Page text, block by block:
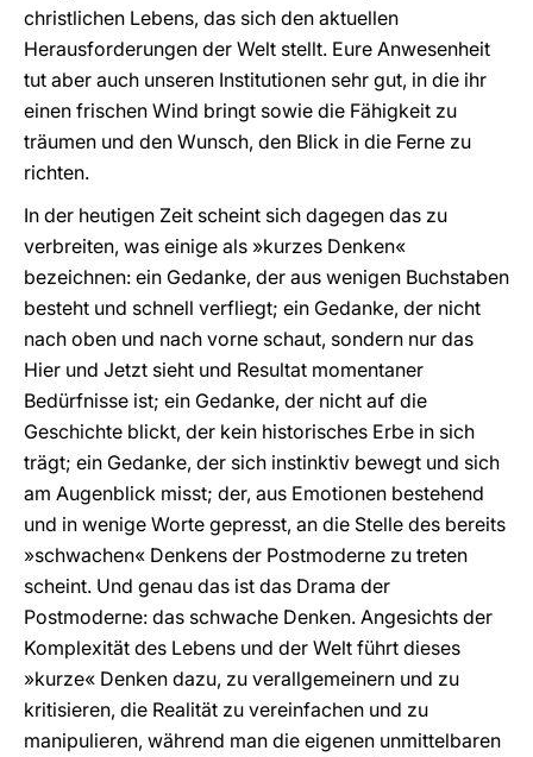
christlichen Lebens, das sich den aktuellen
Herausforderungen der Welt stellt. Eure Anwesenheit
tut aber auch unseren Institutionen sehr gut, in die ihr
einen frischen Wind bringt sowie die Fähigkeit zu
träumen und den Wunsch, den Blick in die Ferne zu
richten.
In der heutigen Zeit scheint sich dagegen das zu
verbreiten, was einige als »kurzes Denken«
bezeichnen: ein Gedanke, der aus wenigen Buchstaben
besteht und schnell verfliegt; ein Gedanke, der nicht
nach oben und nach vorne schaut, sondern nur das
Hier und Jetzt sieht und Resultat momentaner
Bedürfnisse ist; ein Gedanke, der nicht auf die
Geschichte blickt, der kein historisches Erbe in sich
trägt; ein Gedanke, der sich instinktiv bewegt und sich
am Augenblick misst; der, aus Emotionen bestehend
und in wenige Worte gepresst, an die Stelle des bereits
»schwachen« Denkens der Postmoderne zu treten
scheint. Und genau das ist das Drama der
Postmoderne: das schwache Denken. Angesichts der
Komplexität des Lebens und der Welt führt dieses
»kurze« Denken dazu, zu verallgemeinern und zu
kritisieren, die Realität zu vereinfachen und zu
manipulieren, während man die eigenen unmittelbaren